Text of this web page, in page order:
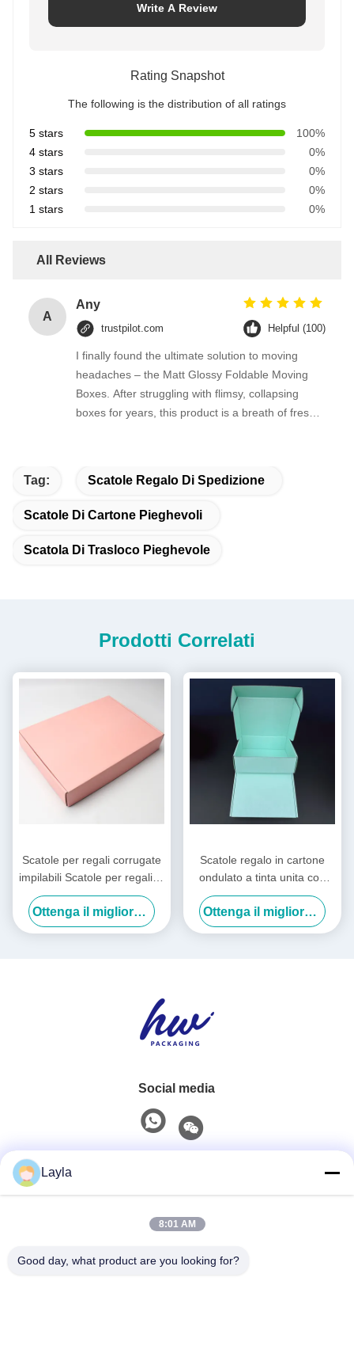
Write A Review
Rating Snapshot
The following is the distribution of all ratings
5 stars
100%
4 stars
0%
3 stars
0%
2 stars
0%
1 stars
0%
All Reviews
A
Any
trustpilot.com Helpful (100)
I finally found the ultimate solution to moving
headaches – the Matt Glossy Foldable Moving
Boxes. After struggling with flimsy, collapsing
boxes for years, this product is a breath of fresh
Tag: Scatole Regalo Di Spedizione
Scatole Di Cartone Pieghevoli
Scatola Di Trasloco Pieghevole
Prodotti Correlati
Scatole per regali corrugate
impilabili Scatole per regali di
spedizione verde smeraldo
Foglio d'argento Oro
metallico
Ottenga il migliore prezzo
Scatole regalo in cartone
ondulato a tinta unita con
cassetto Scatole in cartone
pieghevoli con logo
personalizzato
Ottenga il migliore prezzo
Social media
0086-18688885859
Layla
8:01 AM
Good day, what product are you looking for?